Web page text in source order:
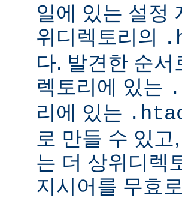
일에 있는 설정
위디렉토리의
다. 발견한 순
렉토리에 있는
리에 있는
로 만들 수 있
는 더 상위디렉
지시어를 무효